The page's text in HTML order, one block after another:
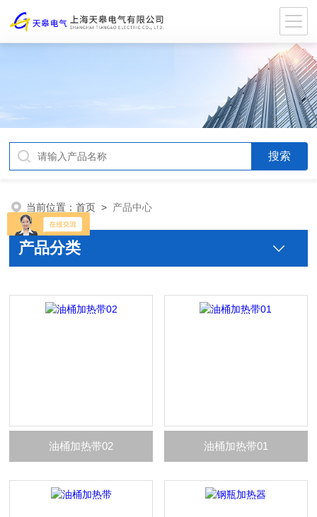
当前位置：首页 > 产品中心
产品分类
油桶加热带02 油桶加热带01